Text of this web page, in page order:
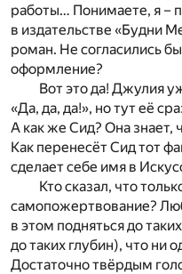
работы… Понимаете, я –
в издательстве «Будни
роман. Не согласились
оформление?
Вот это да! Джулия
«Да, да, да!», но тут её
А как же Сид? Она знает,
Как перенесёт Сид тот
сделает себе имя в
Кто сказал, что
самопожертвование?
в этом подняться до
до таких глубин), что ни
Достаточно твёрдым